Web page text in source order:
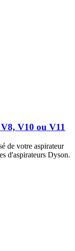
V10 ou V11
de votre aspirateur
d'aspirateurs Dyson.